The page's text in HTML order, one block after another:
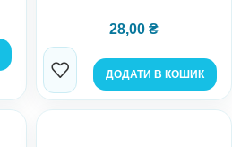
28,00 ₴
ДОДАТИ В КОШИК